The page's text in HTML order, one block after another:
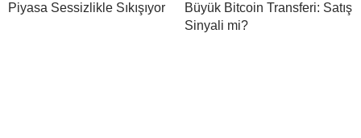
Piyasa Sessizlikle Sıkışıyor
Büyük Bitcoin Transferi: Satış
Sinyali mi?